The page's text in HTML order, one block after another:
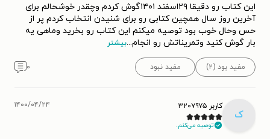
این کتاب رو دقیقا ۲۹اسفند ۱۴۰۱گوش کردم وچقدر خوشحالم برای
آخرین روز سال همچین کتابی رو برای شنیدن انتخاب کردم پر از
حس وحال خوب بود توصیه میکنم این کتاب رو بخرید وماهی یه
بار گوش کنید وتمریناتش رو انجام...بیشتر
مفید بود (۲) مفید نبود ۰
ک
کاربر ۳۲۰۷۹۷۵
توصیه می‌کنم.
۱۴۰۰/۰۴/۲۴